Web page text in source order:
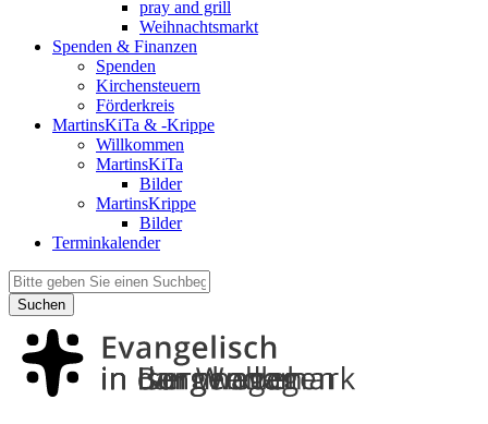
pray and grill
Weihnachtsmarkt
Spenden & Finanzen
Spenden
Kirchensteuern
Förderkreis
MartinsKiTa & -Krippe
Willkommen
MartinsKiTa
Bilder
MartinsKrippe
Bilder
Terminkalender
Suchen